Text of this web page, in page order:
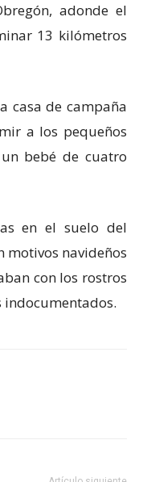
adonde el
13 kilómetros
casa de campaña
a los pequeños
bebé de cuatro
en el suelo del
motivos navideños
con los rostros
indocumentados.